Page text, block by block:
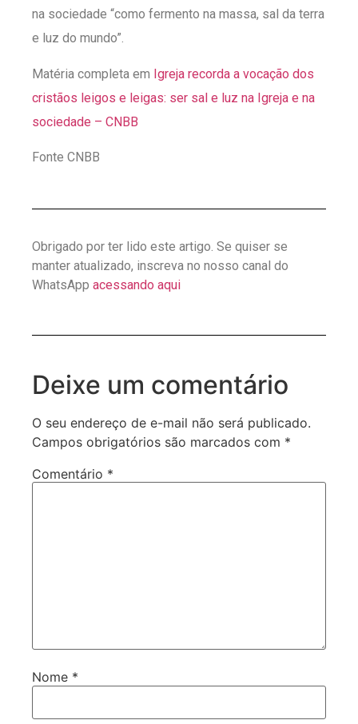
na sociedade “como fermento na massa, sal da terra
e luz do mundo”.
Matéria completa em Igreja recorda a vocação dos
cristãos leigos e leigas: ser sal e luz na Igreja e na
sociedade – CNBB
Fonte CNBB
Obrigado por ter lido este artigo. Se quiser se
manter atualizado, inscreva no nosso canal do
WhatsApp acessando aqui
Deixe um comentário
O seu endereço de e-mail não será publicado.
Campos obrigatórios são marcados com *
Comentário *
Nome *